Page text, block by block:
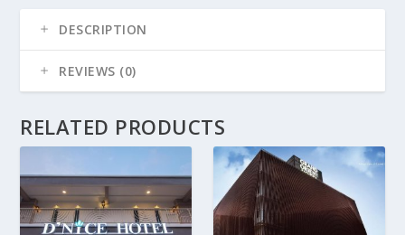
DESCRIPTION
REVIEWS (0)
RELATED PRODUCTS